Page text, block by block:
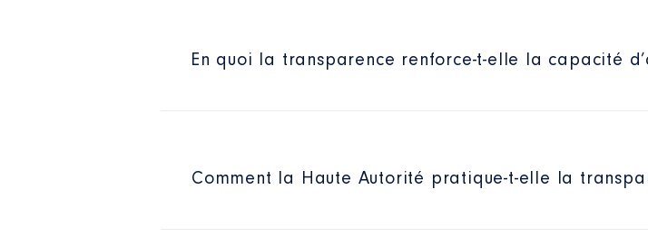
En quoi la transparence renforce-t-elle la capacité
Comment la Haute Autorité pratique-t-elle la